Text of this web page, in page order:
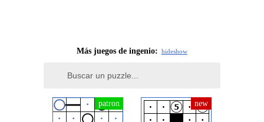
Más juegos de ingenio: hideshow